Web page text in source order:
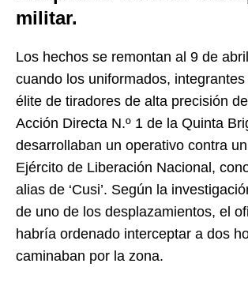
militar.
Los hechos se remontan al 9 de
cuando los uniformados,
élite de tiradores de alta precisión
Acción Directa N.º 1 de la Quinta
desarrollaban un operativo contra
Ejército de Liberación Nacional,
alias de ‘Cusi’. Según la
de uno de los desplazamientos, el
habría ordenado interceptar a dos
caminaban por la zona.